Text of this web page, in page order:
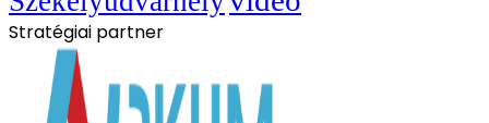
Stratégiai partner